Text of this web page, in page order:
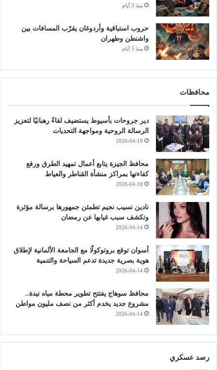
منذ 3 أيام
حروب استباقية وأردوغان يقرّب المسافات بين
واشنطن وطهران
منذ 5 أيام
محافظات
دير جروحات بأسيوط يستضيف لقاءً رهبانيًا لتعزيز
الرسالة الروحية ومواجهة التحديات
2026-04-18
محافظ الجيزة يتابع أعمال تمهيد الطرق ورفع
كفاءتها بمراكز منشأة القناطر والعياط
2026-04-18
نادين نسيب نجيم تطمئن جمهورها برسالة مؤثرة
وتكشف سبب غيابها عن رمضان
2026-04-14
أسوان توقع بروتوكولًا مع الجامعة الألمانية لإطلاق
هوية بصرية جديدة تدعم السياحة والتنمية
2026-04-14
محافظ سوهاج يفتتح تطوير محطة مياه نيدة..
مشروع جديد يخدم أكثر من نصف مليون مواطن
2026-04-14
رصد عسكري